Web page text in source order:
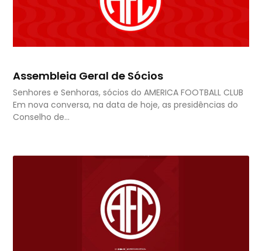
Assembleia Geral de Sócios
Senhores e Senhoras, sócios do AMERICA FOOTBALL CLUB
Em nova conversa, na data de hoje, as presidências do
Conselho de…